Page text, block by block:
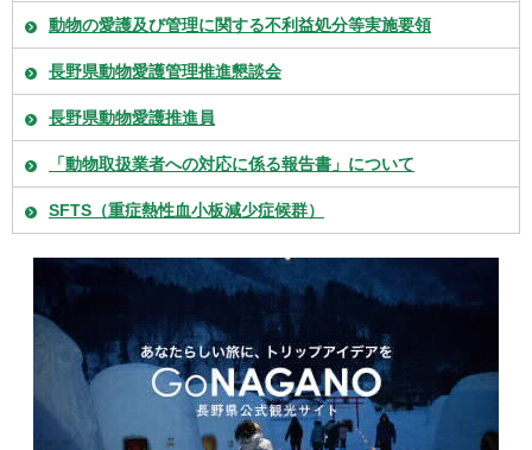
動物の愛護及び管理に関する不利益処分等実施要領
長野県動物愛護管理推進懇談会
長野県動物愛護推進員
「動物取扱業者への対応に係る報告書」について
SFTS（重症熱性血小板減少症候群）